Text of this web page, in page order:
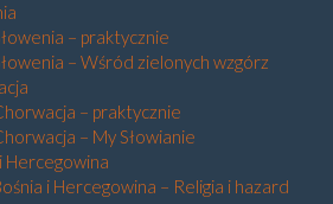
– praktycznie
– Wśród zielonych wzgórz
– praktycznie
– My Słowianie
Hercegowina
i Hercegowina – Religia i hazard